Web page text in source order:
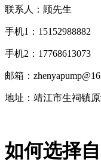
联系人：顾先生
手机1：15152988882
手机2：17768613073
邮箱：
地址：靖江市生祠镇
如何选择